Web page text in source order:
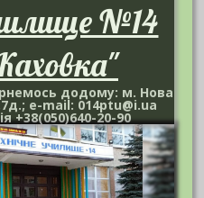
№14
додому: м. Нова
e-mail: 014ptu@i.ua
+38(050)640-20-90